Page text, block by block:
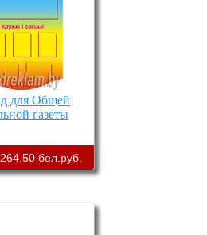
для Общей
газеты
264.50 бел.руб.